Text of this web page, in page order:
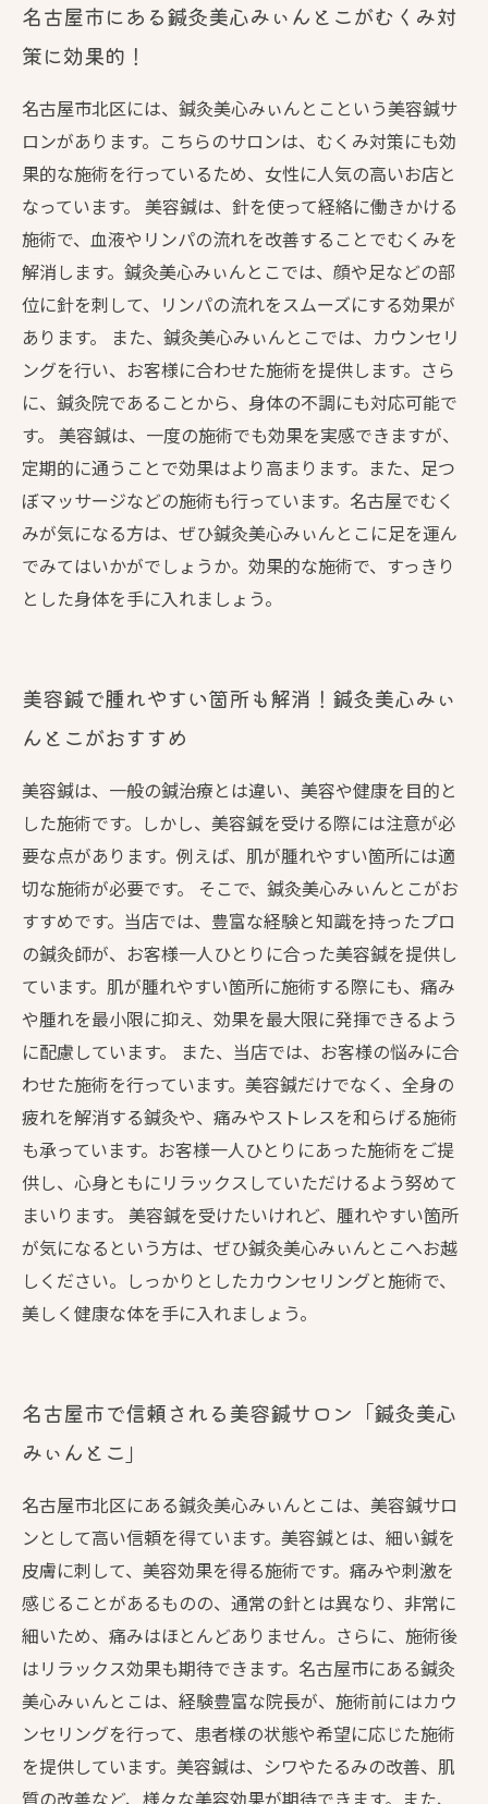
美心みぃんとこ
痛みの少ない美容鍼が受けられる！鍼灸美心み
名古屋市にある鍼灸美心みぃんとこがむくみ対
策に効果的！
名古屋市北区には、鍼灸美心みぃんとこという美容鍼サ
ロンがあります。こちらのサロンは、むくみ対策にも効
果的な施術を行っているため、女性に人気の高いお店と
なっています。 美容鍼は、針を使って経絡に働きかける
施術で、血液やリンパの流れを改善することでむくみを
解消します。鍼灸美心みぃんとこでは、顔や足などの部
位に針を刺して、リンパの流れをスムーズにする効果が
あります。 また、鍼灸美心みぃんとこでは、カウンセリ
ングを行い、お客様に合わせた施術を提供します。さら
に、鍼灸院であることから、身体の不調にも対応可能で
す。 美容鍼は、一度の施術でも効果を実感できますが、
定期的に通うことで効果はより高まります。また、足つ
ぼマッサージなどの施術も行っています。名古屋でむく
みが気になる方は、ぜひ鍼灸美心みぃんとこに足を運ん
でみてはいかがでしょうか。効果的な施術で、すっきり
とした身体を手に入れましょう。
美容鍼で腫れやすい箇所も解消！鍼灸美心みぃ
んとこがおすすめ
美容鍼は、一般の鍼治療とは違い、美容や健康を目的と
した施術です。しかし、美容鍼を受ける際には注意が必
要な点があります。例えば、肌が腫れやすい箇所には適
切な施術が必要です。 そこで、鍼灸美心みぃんとこがお
すすめです。当店では、豊富な経験と知識を持ったプロ
の鍼灸師が、お客様一人ひとりに合った美容鍼を提供し
ています。肌が腫れやすい箇所に施術する際にも、痛み
や腫れを最小限に抑え、効果を最大限に発揮できるよう
に配慮しています。 また、当店では、お客様の悩みに合
わせた施術を行っています。美容鍼だけでなく、全身の
疲れを解消する鍼灸や、痛みやストレスを和らげる施術
も承っています。お客様一人ひとりにあった施術をご提
供し、心身ともにリラックスしていただけるよう努めて
まいります。 美容鍼を受けたいけれど、腫れやすい箇所
が気になるという方は、ぜひ鍼灸美心みぃんとこへお越
しください。しっかりとしたカウンセリングと施術で、
美しく健康な体を手に入れましょう。
名古屋市で信頼される美容鍼サロン「鍼灸美心
みぃんとこ」
名古屋市北区にある鍼灸美心みぃんとこは、美容鍼サロ
ンとして高い信頼を得ています。美容鍼とは、細い鍼を
皮膚に刺して、美容効果を得る施術です。痛みや刺激を
感じることがあるものの、通常の針とは異なり、非常に
細いため、痛みはほとんどありません。さらに、施術後
はリラックス効果も期待できます。名古屋市にある鍼灸
美心みぃんとこは、経験豊富な院長が、施術前にはカウ
ンセリングを行って、患者様の状態や希望に応じた施術
を提供しています。美容鍼は、シワやたるみの改善、肌
質の改善など、様々な美容効果が期待できます。また、